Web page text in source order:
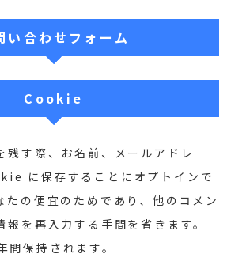
い合わせフォーム
Cookie
残す際、お名前、メールアドレ
に保存することにオプトインで
たの便宜のためであり、他のコメン
報を再入力する手間を省きます。
保持されます。